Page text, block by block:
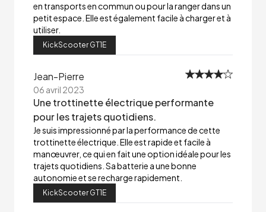
en transports en commun ou pour la ranger dans un
petit espace. Elle est également facile à charger et à
utiliser.
KickScooter GT1E
Jean-Pierre
06 avril 2023
Une trottinette électrique performante
pour les trajets quotidiens.
Je suis impressionné par la performance de cette
trottinette électrique. Elle est rapide et facile à
manœuvrer, ce qui en fait une option idéale pour les
trajets quotidiens. Sa batterie a une bonne
autonomie et se recharge rapidement.
KickScooter GT1E